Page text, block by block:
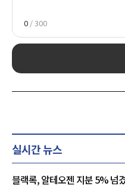
0 / 300
실시간 뉴스
블랙록, 알테오젠 지분 5%